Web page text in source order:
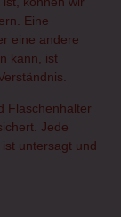
Eine
eine andere
kann, ist
Flaschenhalter
Jede
untersagt und